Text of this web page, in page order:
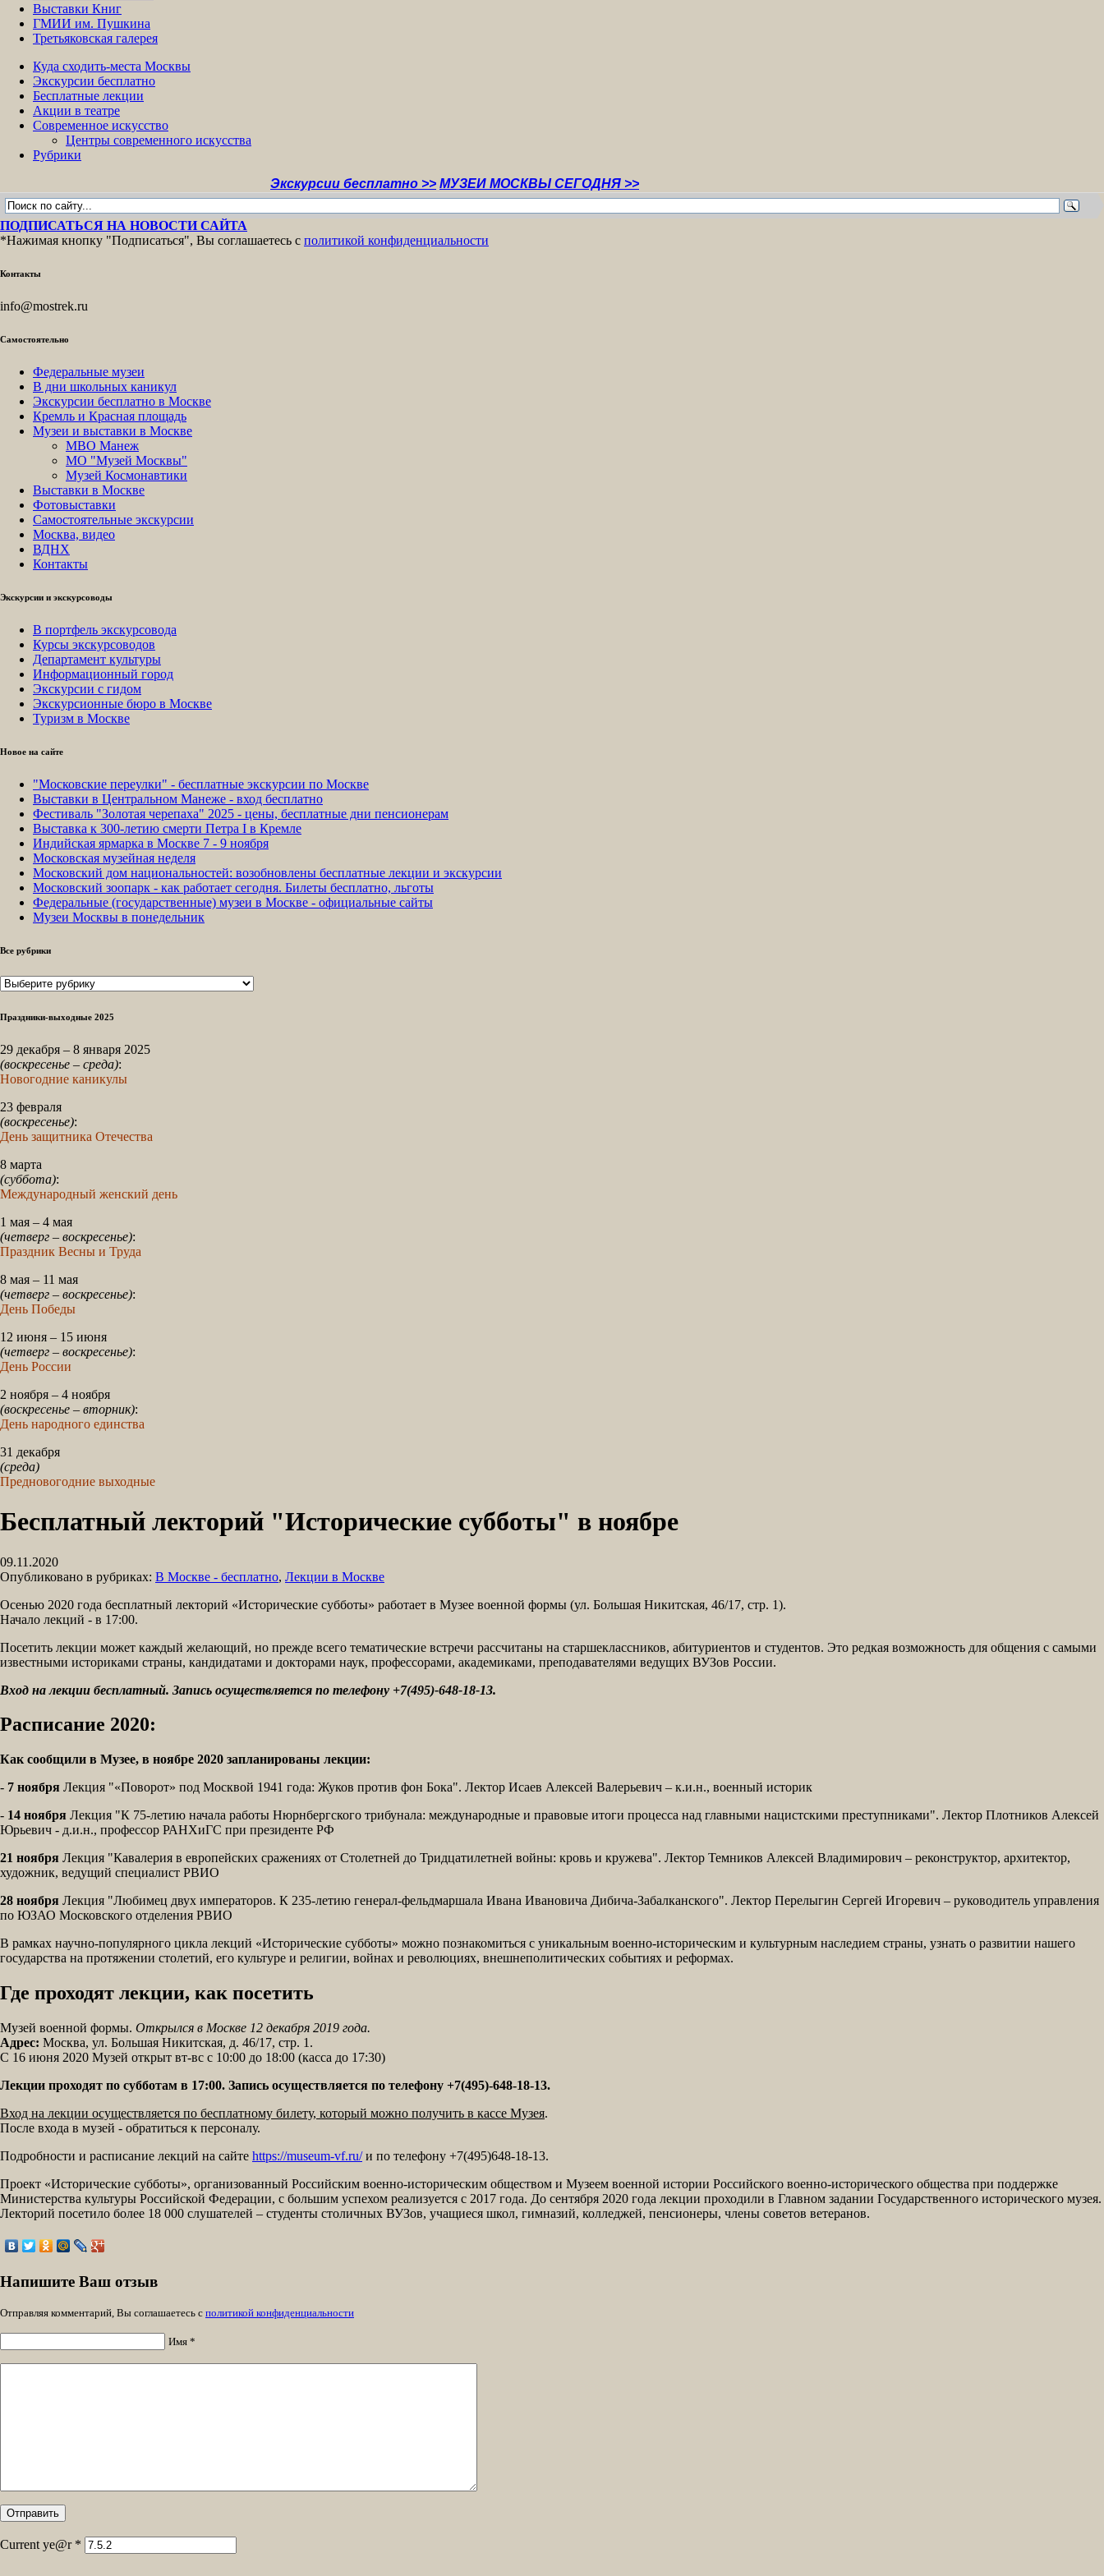
Выставки Книг
ГМИИ им. Пушкина
Третьяковская галерея
Куда сходить-места Москвы
Экскурсии бесплатно
Бесплатные лекции
Акции в театре
Современное искусство
Центры современного искусства
Рубрики
Экскурсии бесплатно >> МУЗЕИ МОСКВЫ СЕГОДНЯ >>
ПОДПИСАТЬСЯ НА НОВОСТИ САЙТА
*Нажимая кнопку "Подписаться", Вы соглашаетесь с политикой конфиденциальности
Контакты
info@mostrek.ru
Самостоятельно
Федеральные музеи
В дни школьных каникул
Экскурсии бесплатно в Москве
Кремль и Красная площадь
Музеи и выставки в Москве
МВО Манеж
МО "Музей Москвы"
Музей Космонавтики
Выставки в Москве
Фотовыставки
Самостоятельные экскурсии
Москва, видео
ВДНХ
Контакты
Экскурсии и экскурсоводы
В портфель экскурсовода
Курсы экскурсоводов
Департамент культуры
Информационный город
Экскурсии с гидом
Экскурсионные бюро в Москве
Туризм в Москве
Новое на сайте
"Московские переулки" - бесплатные экскурсии по Москве
Выставки в Центральном Манеже - вход бесплатно
Фестиваль "Золотая черепаха" 2025 - цены, бесплатные дни пенсионерам
Выставка к 300-летию смерти Петра I в Кремле
Индийская ярмарка в Москве 7 - 9 ноября
Московская музейная неделя
Московский дом национальностей: возобновлены бесплатные лекции и экскурсии
Московский зоопарк - как работает сегодня. Билеты бесплатно, льготы
Федеральные (государственные) музеи в Москве - официальные сайты
Музеи Москвы в понедельник
Все рубрики
Все
Праздники-выходные 2025
29 декабря – 8 января 2025
(воскресенье – среда):
Новогодние каникулы
23 февраля
(воскресенье):
День защитника Отечества
8 марта
(суббота):
Международный женский день
1 мая – 4 мая
(четверг – воскресенье):
Праздник Весны и Труда
8 мая – 11 мая
(четверг – воскресенье):
День Победы
12 июня – 15 июня
(четверг – воскресенье):
День России
2 ноября – 4 ноября
(воскресенье – вторник):
День народного единства
31 декабря
(среда)
Предновогодние выходные
Бесплатный лекторий "Исторические субботы" в ноябре
09.11.2020
Опубликовано в рубриках: В Москве - бесплатно, Лекции в Москве
Осенью 2020 года бесплатный лекторий «Исторические субботы» работает в Музее военной формы (ул. Большая Никитская, 46/17, стр. 1).
Начало лекций - в 17:00.
Посетить лекции может каждый желающий, но прежде всего тематические встречи рассчитаны на старшеклассников, абитуриентов и студентов. Это редкая возможность для общения с самыми
известными историками страны, кандидатами и докторами наук, профессорами, академиками, преподавателями ведущих ВУЗов России.
Вход на лекции бесплатный. Запись осуществляется по телефону +7(495)-648-18-13.
Расписание 2020:
Как сообщили в Музее, в ноябре 2020 запланированы лекции:
- 7 ноября Лекция "«Поворот» под Москвой 1941 года: Жуков против фон Бока". Лектор Исаев Алексей Валерьевич – к.и.н., военный историк
- 14 ноября Лекция "К 75-летию начала работы Нюрнбергского трибунала: международные и правовые итоги процесса над главными нацистскими преступниками". Лектор Плотников Алексей
Юрьевич - д.и.н., профессор РАНХиГС при президенте РФ
21 ноября Лекция "Кавалерия в европейских сражениях от Столетней до Тридцатилетней войны: кровь и кружева". Лектор Темников Алексей Владимирович – реконструктор, архитектор,
художник, ведущий специалист РВИО
28 ноября Лекция "Любимец двух императоров. К 235-летию генерал-фельдмаршала Ивана Ивановича Дибича-Забалканского". Лектор Перелыгин Сергей Игоревич – руководитель управления
по ЮЗАО Московского отделения РВИО
В рамках научно-популярного цикла лекций «Исторические субботы» можно познакомиться с уникальным военно-историческим и культурным наследием страны, узнать о развитии нашего
государства на протяжении столетий, его культуре и религии, войнах и революциях, внешнеполитических событиях и реформах.
Где проходят лекции, как посетить
Музей военной формы. Открылся в Москве 12 декабря 2019 года.
Адрес: Москва, ул. Большая Никитская, д. 46/17, стр. 1.
С 16 июня 2020 Музей открыт вт-вс c 10:00 до 18:00 (касса до 17:30)
Лекции проходят по субботам в 17:00. Запись осуществляется по телефону +7(495)-648-18-13.
Вход на лекции осуществляется по бесплатному билету, который можно получить в кассе Музея.
После входа в музей - обратиться к персоналу.
Подробности и расписание лекций на сайте https://museum-vf.ru/и по телефону +7(495)648-18-13.
Проект «Исторические субботы», организованный Российским военно-историческим обществом и Музеем военной истории Российского военно-исторического общества при поддержке
Министерства культуры Российской Федерации, с большим успехом реализуется с 2017 года. До сентября 2020 года лекции проходили в Главном задании Государственного исторического музея.
Лекторий посетило более 18 000 слушателей – студенты столичных ВУЗов, учащиеся школ, гимназий, колледжей, пенсионеры, члены советов ветеранов.
Напишите Ваш отзыв
Отправляя комментарий, Вы соглашаетесь с политикой конфиденциальности
Имя *
Current ye@r *